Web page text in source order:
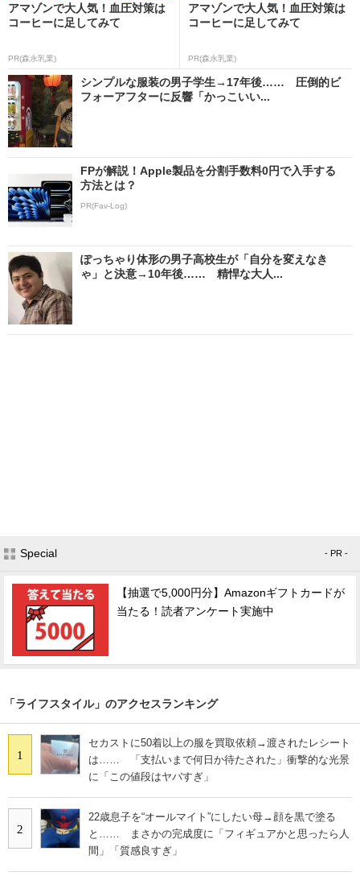
アマゾンで大人気！血圧対策は
コーヒーに足してみて
PR(森永乳業)
アマゾンで大人気！血圧対策は
コーヒーに足してみて
PR(森永乳業)
シンプルな服装の男子学生→17年後…… 圧倒的ビ
フォーアフターに反響「かっこいい...
FPが解説！Apple製品を分割手数料0円で入手する
方法とは？
PR(Fav-Log)
ぽっちゃり体形の男子高校生が「自分を変えなき
ゃ」と決意→10年後…… 精悍な大人...
Special - PR -
【抽選で5,000円分】Amazonギフトカードが
当たる！読者アンケート実施中
「ライフスタイル」のアクセスランキング
1
セカストに50着以上の服を買取依頼→渡されたレシート
は…… 「支払いまで何日か待たされた」衝撃的な光景
に「この値段はヤバすぎ」
2
22歳息子を“オールマイト”にしたい母→顔を黒で塗る
と…… まさかの完成度に「フィギュアかと思ったら人
間」「質感良すぎ」